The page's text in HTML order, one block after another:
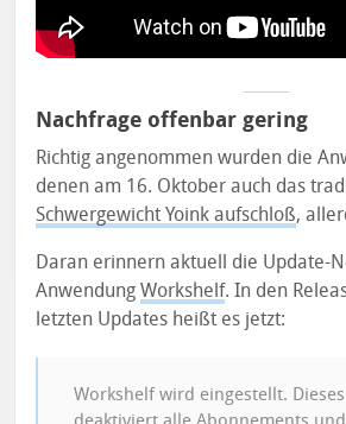
Nachfrage offenbar gering
Richtig angenommen wurden die
denen am 16. Oktober auch das
Schwergewicht Yoink aufschloß,
Daran erinnern aktuell die Update-
AnwendungWorkshelf. In den
letzten Updates heißt es jetzt:
Workshelf wird eingestellt.